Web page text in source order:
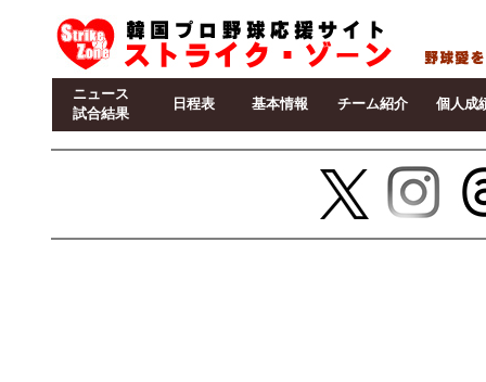
ニュース
試合結果
日程表 基本情報 チーム紹介 個人成